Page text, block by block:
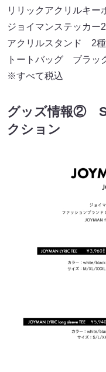
リリックアクリルキ
ジョイマンステッカ
アクリルスタンド 2
トートバッグ ブラッ
※すべて税込
グッズ情報②
クション